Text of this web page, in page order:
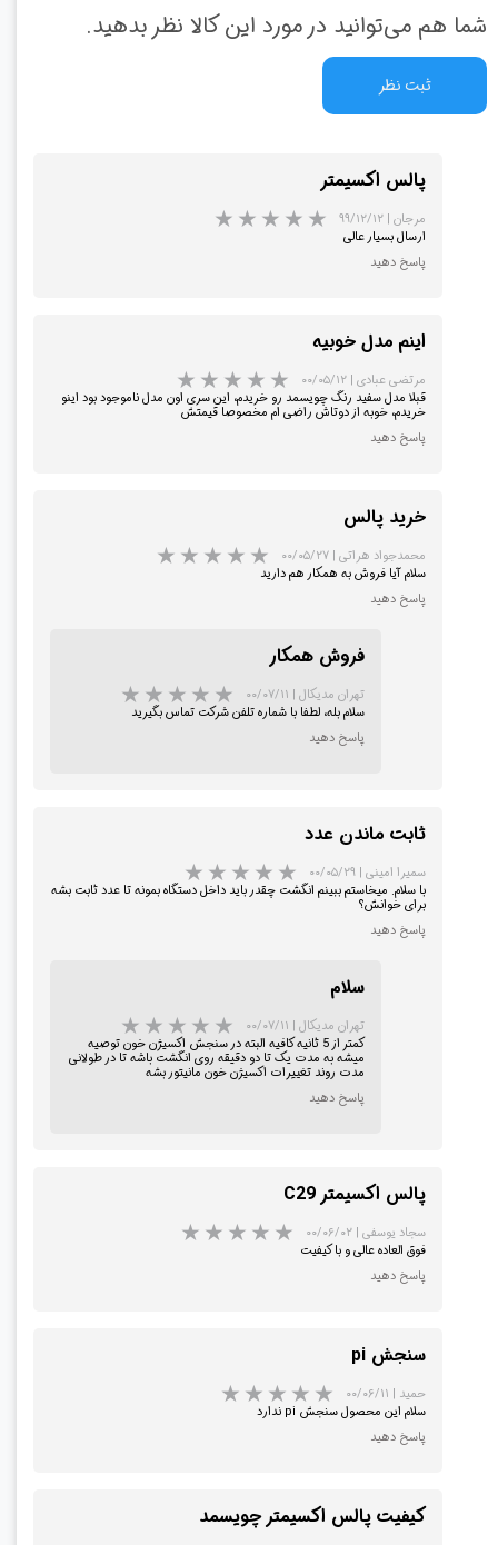
★
شما هم می‌توانید در مورد این کالا نظر بدهید.
ثبت نظر
پالس اکسیمتر
مرجان | ۹۹/۱۲/۱۲
ارسال بسیار عالی
پاسخ دهید
اینم مدل خوبیه
مرتضی عبادی | ۰۰/۰۵/۱۲
قبلا مدل سفید رنگ چویسمد رو خریدم، این سری اون مدل ناموجود بود اینو
خریدم، خوبه از دوتاش راضی ام مخصوصا قیمتش
پاسخ دهید
خرید پالس
محمدجواد هراتی | ۰۰/۰۵/۲۷
سلام آیا فروش به همکار هم دارید
پاسخ دهید
فروش همکار
تهران مدیکال | ۰۰/۰۷/۱۱
سلام بله، لطفا با شماره تلفن شرکت تماس بگیرید
پاسخ دهید
ثابت ماندن عدد
سمیرا امینی | ۰۰/۰۵/۲۹
با سلام. میخاستم ببینم انگشت چقدر باید داخل دستگاه بمونه تا عدد ثابت بشه
برای خوانش؟
پاسخ دهید
سلام
تهران مدیکال | ۰۰/۰۷/۱۱
کمتر از 5 ثانیه کافیه البته در سنجش اکسیژن خون توصیه
میشه به مدت یک تا دو دقیقه روی انگشت باشه تا در طولانی
مدت روند تغییرات اکسیژن خون مانیتور بشه
پاسخ دهید
پالس اکسیمتر C29
سجاد یوسفی | ۰۰/۰۶/۰۲
فوق العاده عالی و با کیفیت
پاسخ دهید
سنجش pi
حمید | ۰۰/۰۶/۱۱
سلام این محصول سنجش pi ندارد
پاسخ دهید
کیفیت پالس اکسیمتر چویسمد